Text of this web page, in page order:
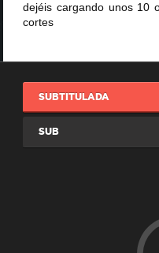
dejéis cargando unos 10
cortes
SUBTITULADA
SUB